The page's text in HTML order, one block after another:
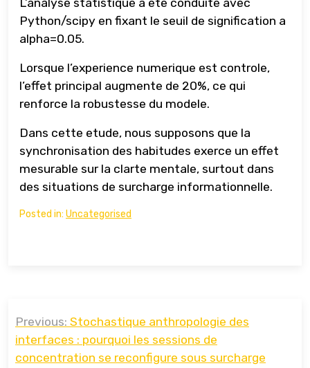
L’analyse statistique a ete conduite avec
Python/scipy en fixant le seuil de signification a
alpha=0.05.
Lorsque l’experience numerique est controle,
l’effet principal augmente de 20%, ce qui
renforce la robustesse du modele.
Dans cette etude, nous supposons que la
synchronisation des habitudes exerce un effet
mesurable sur la clarte mentale, surtout dans
des situations de surcharge informationnelle.
Posted in: Uncategorised
по
записям
Previous: Stochastique anthropologie des
interfaces : pourquoi les sessions de
concentration se reconfigure sous surcharge